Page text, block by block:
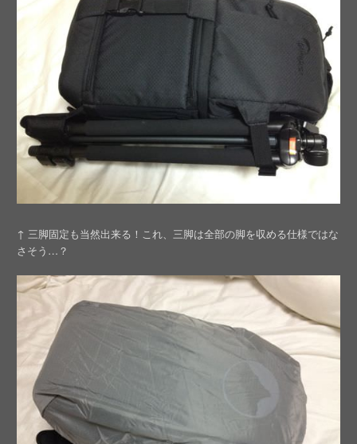
↑ 三脚固定も当然出来る！これ、三脚は全部の脚を収める仕様ではな
さそう…？